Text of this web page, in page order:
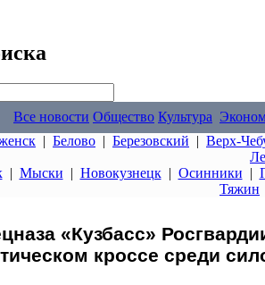
Все новости Общество Культура
| Белово | Березовский | Верх-
| Мыски | Новокузнецк| Осинники |
Тяжин
«Кузбасс»
кроссе среди